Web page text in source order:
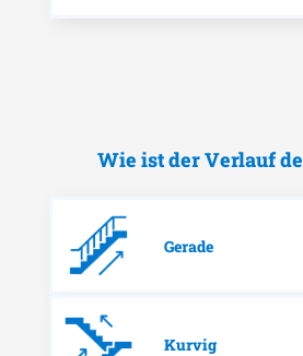
Wie ist der Verlauf
Gerade
Kurvig